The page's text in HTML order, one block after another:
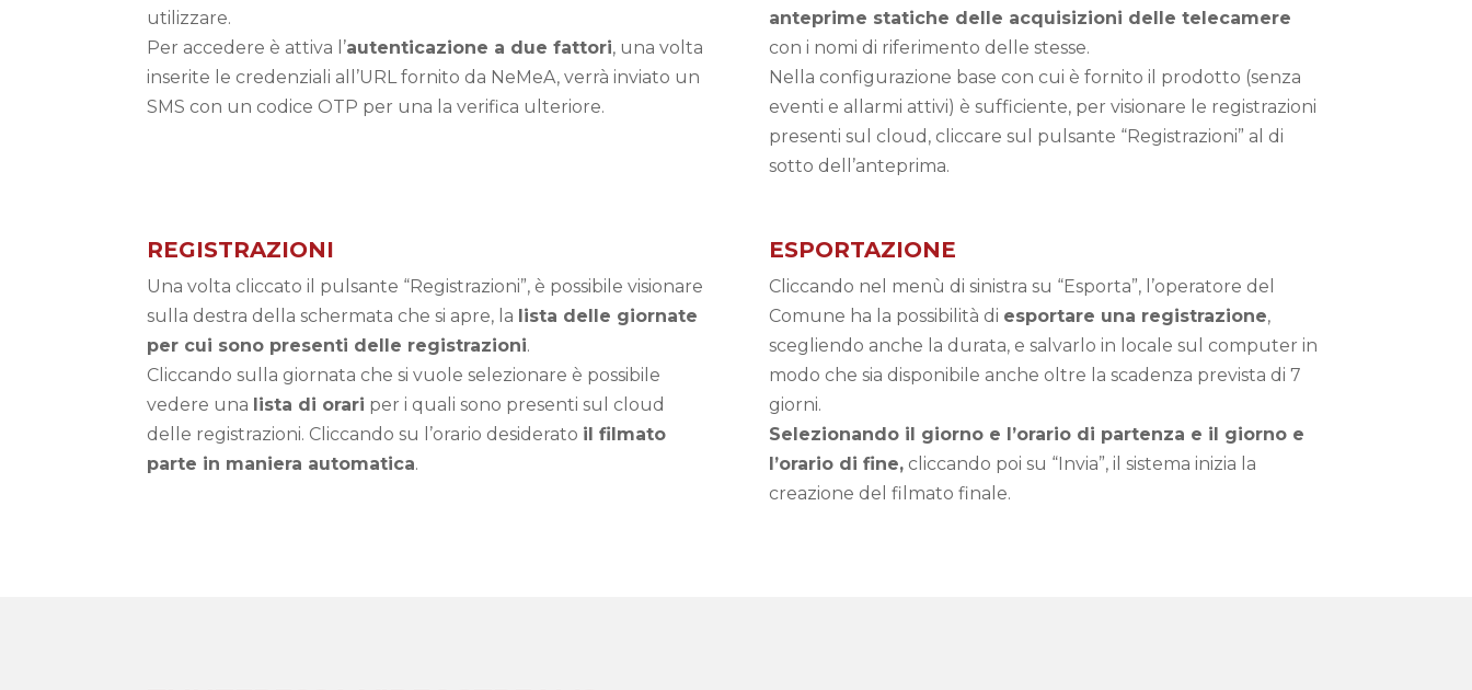
utilizzare.
Per accedere è attiva l’autenticazione a due fattori, una volta
inserite le credenziali all’URL fornito da NeMeA, verrà inviato un
SMS con un codice OTP per una la verifica ulteriore.
anteprime statiche delle acquisizioni delle telecamere
con i nomi di riferimento delle stesse.
Nella configurazione base con cui è fornito il prodotto (senza
eventi e allarmi attivi) è sufficiente, per visionare le registrazioni
presenti sul cloud, cliccare sul pulsante “Registrazioni” al di
sotto dell’anteprima.
REGISTRAZIONI
Una volta cliccato il pulsante “Registrazioni”, è possibile visionare
sulla destra della schermata che si apre, la lista delle giornate
per cui sono presenti delle registrazioni.
Cliccando sulla giornata che si vuole selezionare è possibile
vedere una lista di orari per i quali sono presenti sul cloud
delle registrazioni. Cliccando su l’orario desiderato il filmato
parte in maniera automatica.
ESPORTAZIONE
Cliccando nel menù di sinistra su “Esporta”, l’operatore del
Comune ha la possibilità di esportare una registrazione,
scegliendo anche la durata, e salvarlo in locale sul computer in
modo che sia disponibile anche oltre la scadenza prevista di 7
giorni.
Selezionando il giorno e l’orario di partenza e il giorno e
l’orario di fine,cliccando poi su “Invia”, il sistema inizia la
creazione del filmato finale.